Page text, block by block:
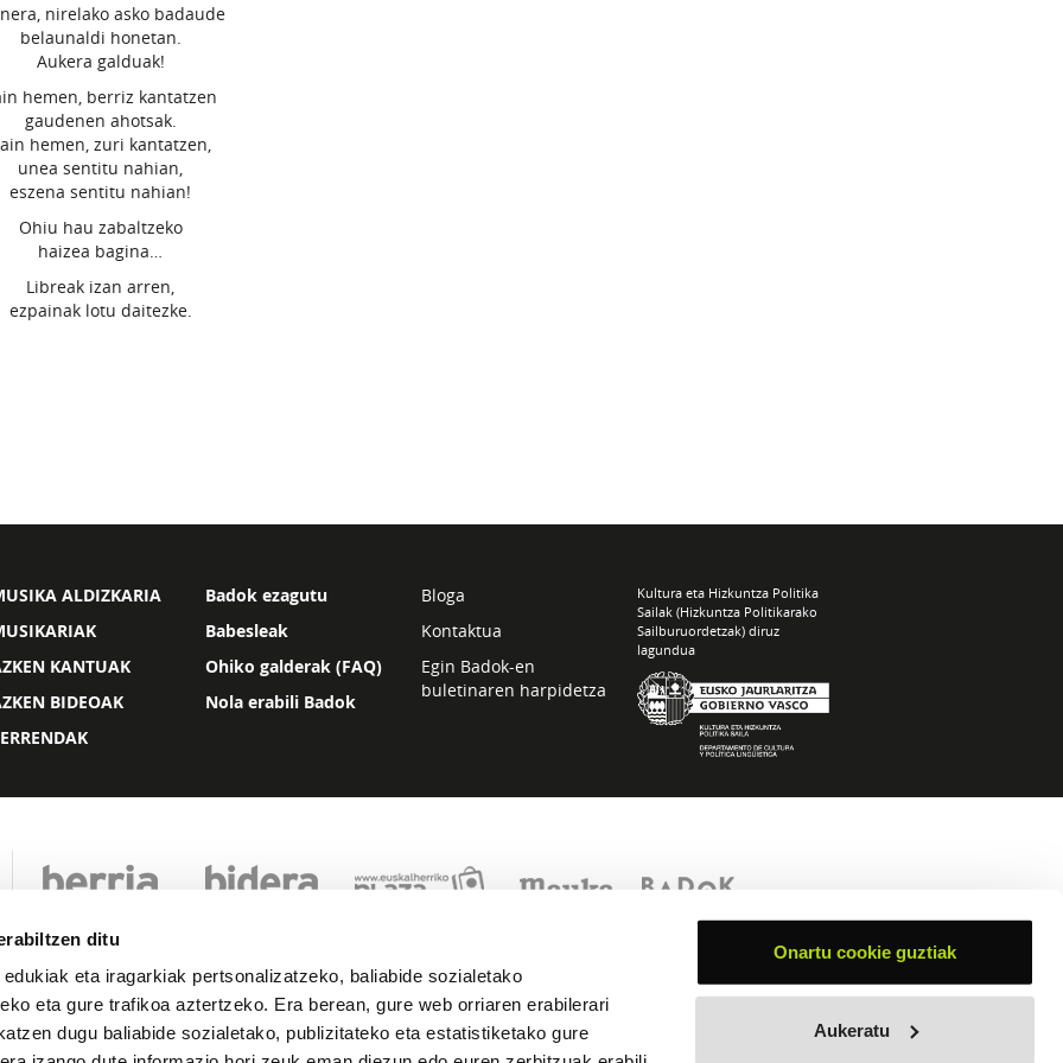
ditu
eta iragarkiak pertsonalizatzeko, baliabide sozialetako
eta gure trafikoa aztertzeko. Era berean, gure web orriaren erabilerari
dugu baliabide sozialetako, publizitateko eta estatistiketako gure
Onartu cookie guztiak
Aukeratu
nirelako asko badaude
belaunaldi honetan.
Aukera galduak!
hemen, berriz kantatzen
gaudenen ahotsak.
hemen, zuri kantatzen,
unea sentitu nahian,
eszena sentitu nahian!
Ohiu hau zabaltzeko
haizea bagina…
Libreak izan arren,
ezpainak lotu daitezke.
ALDIZKARIA
KANTUAK
BIDEOAK
Badok ezagutu
Babesleak
Ohiko galderak (FAQ)
Nola erabili Badok
Bloga
Kontaktua
Egin Badok-en
buletinaren harpidetza
Kultura eta Hizkuntza Politika
Sailak (Hizkuntza Politikarako
Sailburuordetzak) diruz
lagundua